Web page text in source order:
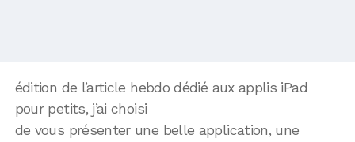
édition de l’article hebdo dédié aux applis iPad
pour petits, j’ai choisi
de vous présenter une belle application, une